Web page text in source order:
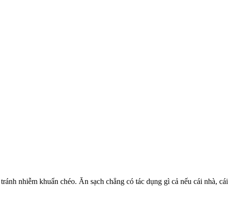
nhiễm khuẩn chéo. Ăn sạch chẳng có tác dụng gì cả nếu cái nhà, cái